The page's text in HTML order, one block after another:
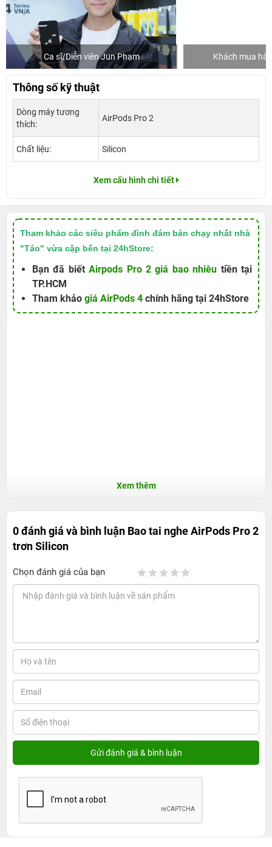
Ca sĩ/Diễn viên Jun Phạm Khách mua
Thông số kỹ thuật
Dòng máy tương
thích:
AirPods Pro 2
Chất liệu: Silicon
Xem cấu hình chi tiết
Tham khảo các siêu phẩm đình đám bán chạy nhất nhà
"Táo" vừa cập bến tại 24hStore:
Bạn đã biếtAirpods Pro 2 giá bao nhiêu tiền tại
TP.HCM
Tham khảo giá AirPods 4 chính hãng tại 24hStore
Xem thêm
0 đánh giá và bình luận Bao tai nghe AirPods Pro 2
trơn Silicon
Chọn đánh giá của bạn